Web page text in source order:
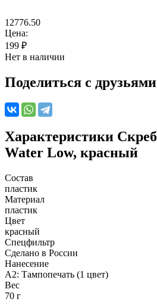
12776.50
Цена:
199 ₽
Нет в наличии
Поделиться с друзьями
Характеристики
Water Low, красный
Состав
пластик
Материал
пластик
Цвет
красный
Спецфильтр
Сделано в России
Нанесение
A2: Тампопечать (1 цвет)
Вес
70 г